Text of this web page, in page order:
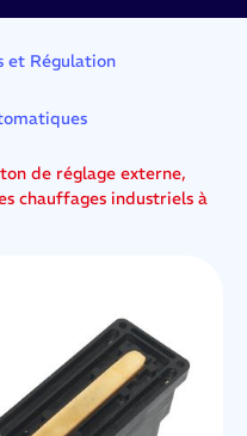
et Régulation
de réglage externe,
chauffages industriels à